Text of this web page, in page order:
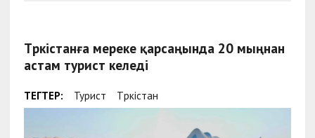
Түркістанға мереке қарсаңында 20 мыңнан
астам турист келеді
ТЕГТЕР: Турист Түркістан